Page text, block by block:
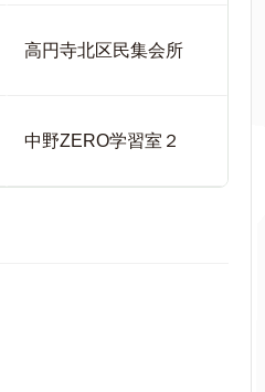
高円寺北区民集会所
中野ZERO学習室２